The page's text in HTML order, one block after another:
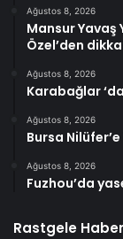
Ağustos 8, 2026
Mansur Yavaş
Özel’den
Ağustos 8, 2026
Karabağlar
Ağustos 8, 2026
Bursa
Ağustos 8, 2026
Fuzhou’da
Rastgele